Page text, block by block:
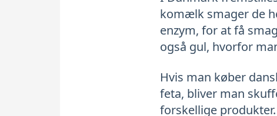
komælk smager de
enzym, for at få
også gul, hvorfor
Hvis man køber
feta, bliver man
forskellige